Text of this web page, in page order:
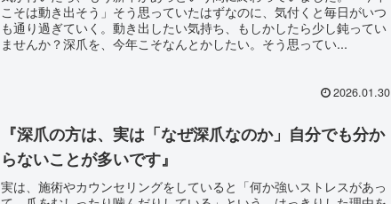
こそは動き出そう」そう思っていたはずなのに、気付くと毎日がいつ
も通り過ぎていく。動き出したい気持ち、もしかしたら少し鈍ってい
ませんか？深爪を、今年こそなんとかしたい。そう思ってい...
2026.01.30
『深爪の方は、実は「なぜ深爪なのか」自分でも分か
らないことが多いです』
実は、施術やカウンセリングをしていると「何か強いストレスがあっ